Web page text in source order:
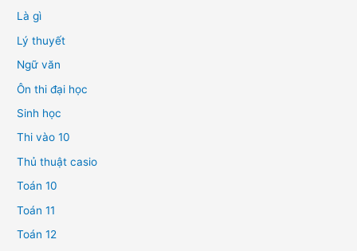
Là gì
Lý thuyết
Ngữ văn
Ôn thi đại học
Sinh học
Thi vào 10
Thủ thuật casio
Toán 10
Toán 11
Toán 12